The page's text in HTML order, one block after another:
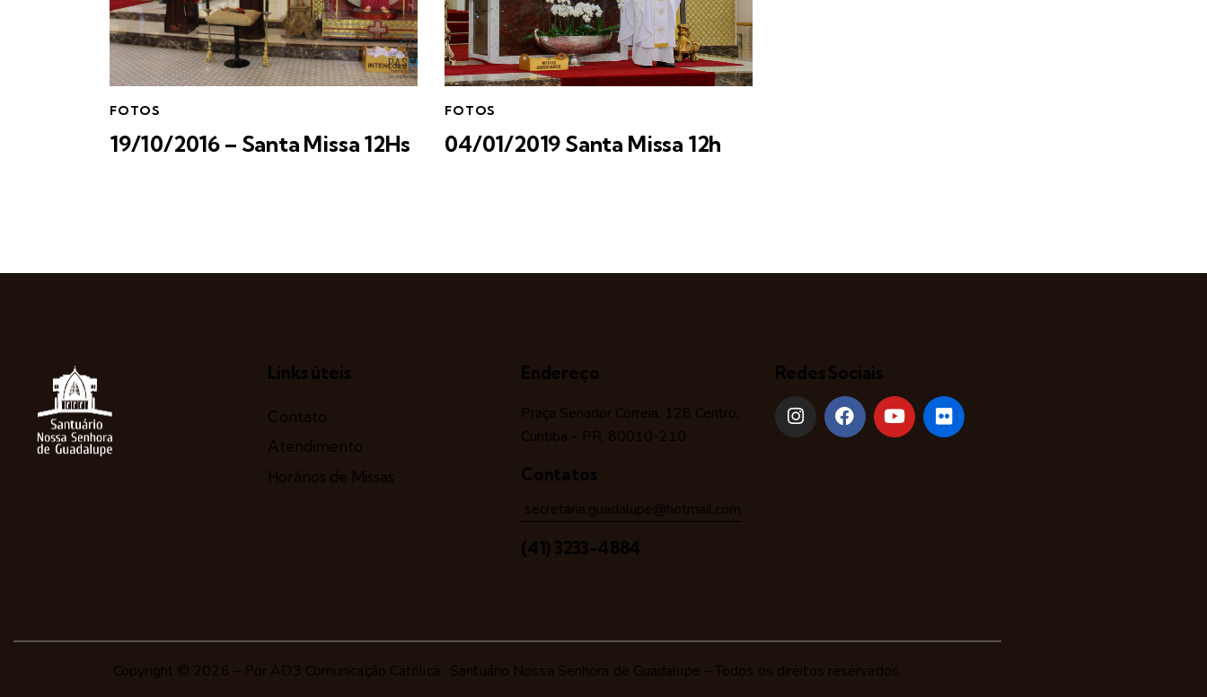
FOTOS
19/10/2016 – Santa Missa 12Hs
FOTOS
04/01/2019 Santa Missa 12h
Links úteis
Contato
Atendimento
Horários de Missas
Endereço
Praça Senador Correia, 128 Centro,
Curitiba – PR, 80010-210
Contatos
secretaria.guadalupe@hotmail.com
(41) 3233-4884
Redes Sociais
Copyright © 2026 – Por AD3 Comunicação Católica . Santuário Nossa Senhora de Guadalupe – Todos os direitos reservados.